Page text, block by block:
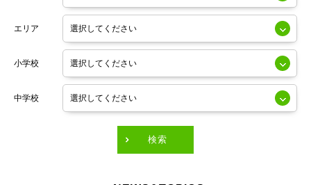
東京メトロ半蔵門線
東京メトロ副都心線
東京メトロ有楽町線
エリア
小学校
中学校
検索